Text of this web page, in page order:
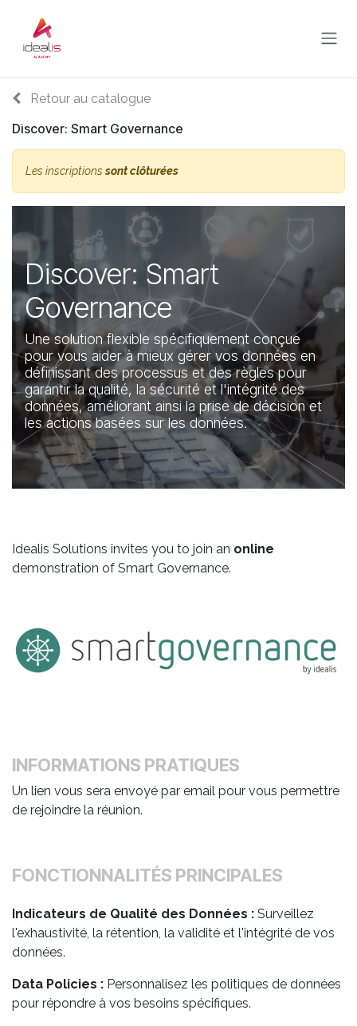
Retour au catalogue
Discover: Smart Governance
Les inscriptionssont clôturées
Discover: Smart
Governance
Une solution flexible spécifiquement conçue
pour vous aider à mieux gérer vos données en
définissant des processus et des règles pour
garantir la qualité, la sécurité et l'intégrité des
données, améliorant ainsi la prise de décision et
les actions basées sur les données.
Idealis Solutions invites you to join an online
demonstration of Smart Governance.
INFORMATIONS PRATIQUES
Un lien vous sera envoyé par email pour vous permettre
de rejoindre la réunion.
FONCTIONNALITÉS PRINCIPALES
Indicateurs de Qualité des Données : Surveillez
l'exhaustivité, la rétention, la validité et l'intégrité de vos
données.
Data Policies : Personnalisez les politiques de données
pour répondre à vos besoins spécifiques.